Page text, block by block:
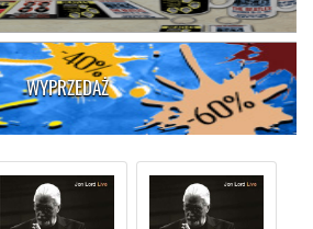
WYPRZEDAŻ